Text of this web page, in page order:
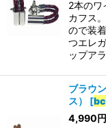
2本のワ
カフス
ので装
つエレ
ップア
ブラウ
ス）
[
4,990円